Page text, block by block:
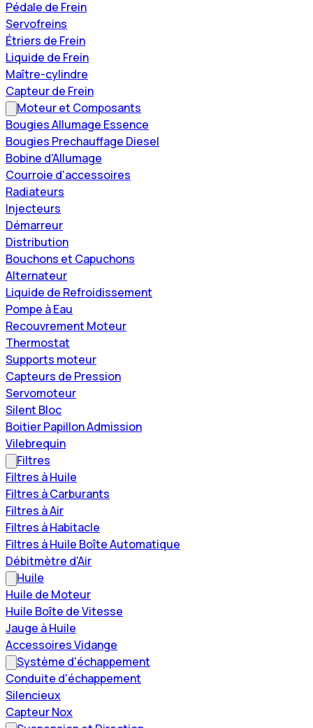
Pédale de Frein
Servofreins
Étriers de Frein
Liquide de Frein
Maître-cylindre
Capteur de Frein
Moteur et Composants
Bougies Allumage Essence
Bougies Prechauffage Diesel
Bobine d'Allumage
Courroie d'accessoires
Radiateurs
Injecteurs
Démarreur
Distribution
Bouchons et Capuchons
Alternateur
Liquide de Refroidissement
Pompe à Eau
Recouvrement Moteur
Thermostat
Supports moteur
Capteurs de Pression
Servomoteur
Silent Bloc
Boitier Papillon Admission
Vilebrequin
Filtres
Filtres à Huile
Filtres à Carburants
Filtres à Air
Filtres à Habitacle
Filtres à Huile Boîte Automatique
Débitmètre d'Air
Huile
Huile de Moteur
Huile Boîte de Vitesse
Jauge à Huile
Accessoires Vidange
Système d'échappement
Conduite d'échappement
Silencieux
Capteur Nox